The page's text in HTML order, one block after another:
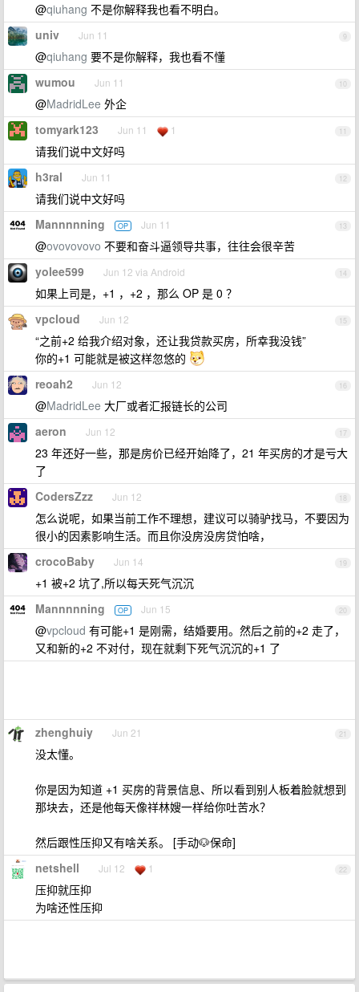
@qiuhang 不是你解释我也看不明白。
9
univ Jun 11
@qiuhang 要不是你解释，我也看不懂
10
wumou Jun 11
@MadridLee 外企
11
tomyark123 Jun 11 1
请我们说中文好吗
12
h3ral Jun 11
请我们说中文好吗
13
Mannnnning OP Jun 11
@ovovovovo 不要和奋斗逼领导共事，往往会很辛苦
14
yolee599 Jun 12 via Android
如果上司是，+1 ，+2 ，那么 OP 是 0 ？
15
vpcloud Jun 12
“之前+2 给我介绍对象，还让我贷款买房，所幸我没钱”
你的+1 可能就是被这样忽悠的
16
reoah2 Jun 12
@MadridLee 大厂或者汇报链长的公司
17
aeron Jun 12
23 年还好一些，那是房价已经开始降了，21 年买房的才是亏大
了
18
CodersZzz Jun 12
怎么说呢，如果当前工作不理想，建议可以骑驴找马，不要因为
很小的因素影响生活。而且你没房没房贷怕啥，
19
crocoBaby Jun 14
+1 被+2 坑了,所以每天死气沉沉
20
Mannnnning OP Jun 15
@vpcloud 有可能+1 是刚需，结婚要用。然后之前的+2 走了，
又和新的+2 不对付，现在就剩下死气沉沉的+1 了
21
zhenghuiy Jun 21
没太懂。
你是因为知道 +1 买房的背景信息、所以看到别人板着脸就想到
那块去，还是他每天像祥林嫂一样给你吐苦水？
然后跟性压抑又有啥关系。 [手动🐶保命]
22
netshell Jul 12 1
压抑就压抑
为啥还性压抑